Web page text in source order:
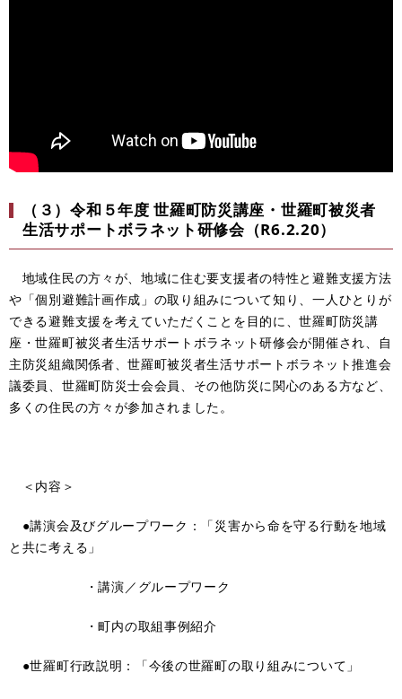
（３）令和５年度 世羅町防災講座・世羅町被災者
生活サポートボラネット研修会（R6.2.20）
地域住民の方々が、地域に住む要支援者の特性と避難支援方法
や「個別避難計画作成」の取り組みについて知り、一人ひとりが
できる避難支援を考えていただくことを目的に、世羅町防災講
座・世羅町被災者生活サポートボラネット研修会が開催され、自
主防災組織関係者、世羅町被災者生活サポートボラネット推進会
議委員、世羅町防災士会会員、その他防災に関心のある方など、
多くの住民の方々が参加されました。
＜内容＞
●講演会及びグループワーク：「災害から命を守る行動を地域
と共に考える」
・講演／グループワーク
・町内の取組事例紹介
●世羅町行政説明：「今後の世羅町の取り組みについて」